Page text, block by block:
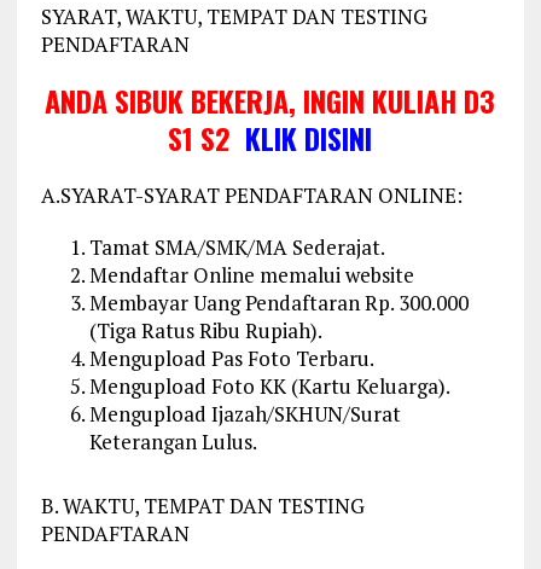
SYARAT, WAKTU, TEMPAT DAN TESTING
PENDAFTARAN
ANDA SIBUK BEKERJA, INGIN KULIAH D3
S1 S2 KLIK DISINI
A.SYARAT-SYARAT PENDAFTARAN ONLINE:
Tamat SMA/SMK/MA Sederajat.
Mendaftar Online memalui website
Membayar Uang Pendaftaran Rp. 300.000
(Tiga Ratus Ribu Rupiah).
Mengupload Pas Foto Terbaru.
Mengupload Foto KK (Kartu Keluarga).
Mengupload Ijazah/SKHUN/Surat
Keterangan Lulus.
B. WAKTU, TEMPAT DAN TESTING
PENDAFTARAN